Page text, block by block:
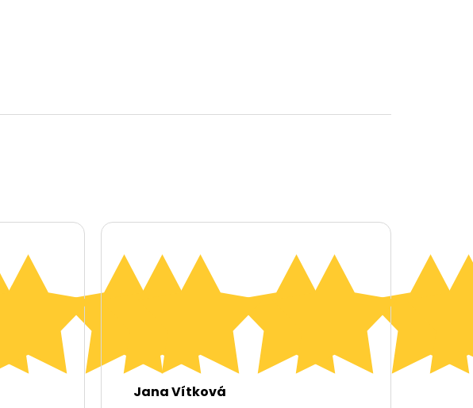
Jana Vítková